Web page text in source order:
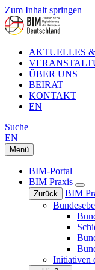
Zum Inhalt springen
AKTUELLES
ÜBER UNS
BEIRAT
KONTAKT
EN
Suche
EN
Menü
BIM-Portal
BIM Praxis
Zurück
BIM
Initiativen